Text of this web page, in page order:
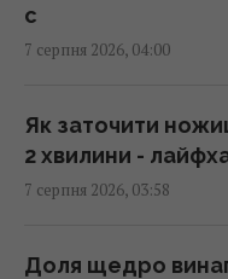
Кинджал
02:26 п'ятниця, 07 серпня
США запровадили
02:05 п'ятниця, 07 серпня
с
7 серпня 2026, 04:00
Як заточити
2 хвилини -
7 серпня 2026, 03:58
Доля щедро